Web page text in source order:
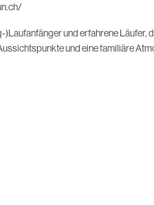
)Laufanfänger und erfahrene
und eine familiäre